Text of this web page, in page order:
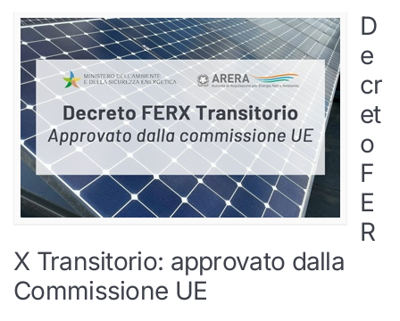
D
e
cr
et
o
F
E
R
X Transitorio: approvato dalla
Commissione UE